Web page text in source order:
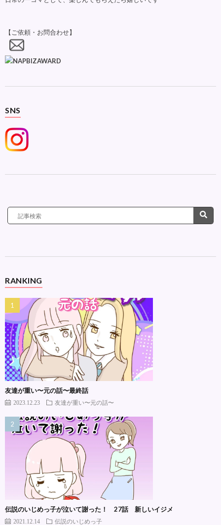
【ご依頼・お問合わせ】
SNS
RANKING
友達が重い〜元の話〜最終話
2023.12.23 友達が重い〜元の話〜
伝説のいじめっ子が泣いて謝った！ 27話 新しいイジメ
2021.12.14 伝説のいじめっ子